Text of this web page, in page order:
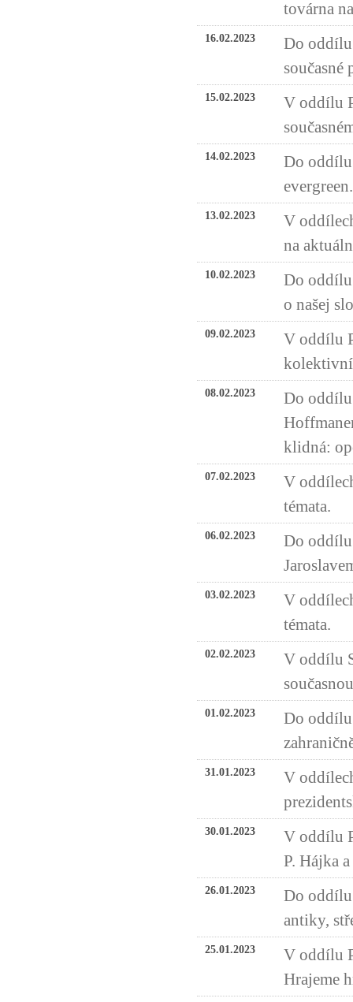
továrna
16.02.2023
Do
15.02.2023
V oddílu
14.02.2023
Do oddílu
evergreen.
13.02.2023
V
na
10.02.2023
Do oddílu
o našej
09.02.2023
V oddílu
08.02.2023
Do
klidná:
07.02.2023
V
témata.
06.02.2023
Do
03.02.2023
V
témata.
02.02.2023
V oddílu
01.02.2023
Do
31.01.2023
V
30.01.2023
V oddílu
P. Hájka
26.01.2023
Do
antiky,
25.01.2023
V oddílu
Hrajeme